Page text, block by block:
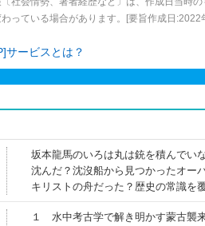
わっている場合があります。[要旨作成日:2022
サービスとは？
坂本龍馬のいろは丸は銃を積んでい
沈んだ？沈沒船から見つかったオー
キリストの舟だった？歴史の常識を
１ 水中考古学で解き明かす蒙古襲